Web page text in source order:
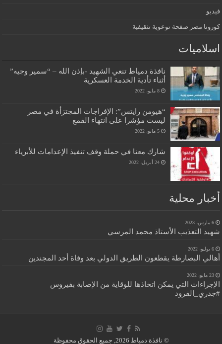
فيديو
كورونا مصر صفحة توعوية تثقيفية
اسلاميات
نافذة دمياط تنعي الشهيد -بإذن الله – “سمير وجيه”
أثناء تأدية الخدمة العسكرية
8 مايو، 2022
“هيومن رايتس”: الإفراجات المجتزأة في مصر
ليست مؤشرا على انتهاء القمع
5 مايو، 2022
شارك معنا في حملة وقف تنفيذ الإعدامات للأبرياء
24 أبريل، 2022
أخبار محلية
6 مارس، 2023
شهيد التعذيب الأستاذ محمد المرسي
6 يوليو، 2022
أهالي البصارطة يقطعون الطريق الدولي بعد وفاة أحد المجندين
23 مايو، 2022
الإجراءات التي يمكن اتخاذها للوقاية من الإصابة بفيروس
#جدري_القرود
© نافذة دمياط 2026, جميع الحقوق محفوظة